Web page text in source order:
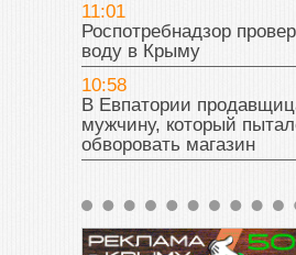
11:01
Роспотребнадзор
воду в Крыму
10:58
В Евпатории
мужчину, который
обворовать магазин